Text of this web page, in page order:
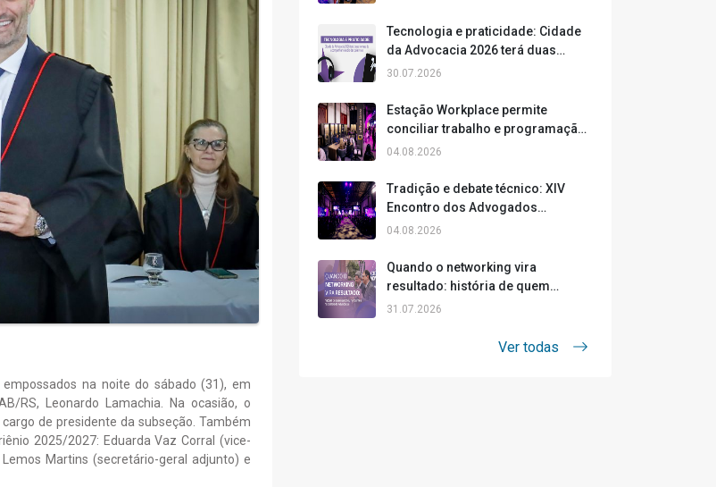
na noite do sábado (31), em
RS, Leonardo Lamachia. Na ocasião, o
de presidente da subseção. Também
2025/2027: Eduarda Vaz Corral (vice-
Martins (secretário-geral adjunto) e
Tecnologia e praticidade: Cidade
da Advocacia 2026 terá duas
formas de acompanhar o áudio
30.07.2026
Estação Workplace permite
conciliar trabalho e programação
da Cidade da Advocacia
04.08.2026
Tradição e debate técnico: XIV
Encontro dos Advogados
Previdenciaristas abre a Cidade da
04.08.2026
Quando o networking vira
resultado: história de quem
ampliou horizontes na Cidade da
31.07.2026
Ver todas